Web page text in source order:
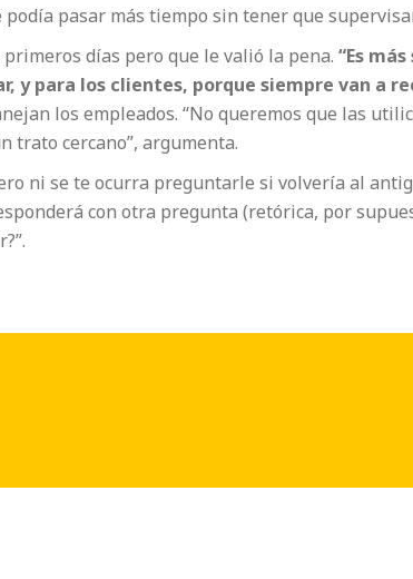
pasar más tiempo sin tener que
días pero que le valió la pena. “Es
y para los clientes, porque siempre van a
los empleados. “No queremos que las
trato cercano”, argumenta.
ni se te ocurra preguntarle si volvería al
con otra pregunta (retórica, por